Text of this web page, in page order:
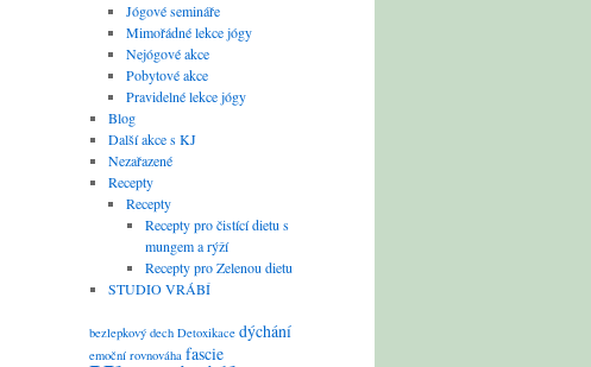
Jógové semináře
Mimořádné lekce jógy
Nejógové akce
Pobytové akce
Pravidelné lekce jógy
Blog
Další akce s KJ
Nezařazené
Recepty
Recepty
Recepty pro čistící dietu s
mungem a rýží
Recepty pro Zelenou dietu
STUDIO VRÁBÍ
bezlepkový dech Detoxikace dýchání
emoční rovnováha fascie